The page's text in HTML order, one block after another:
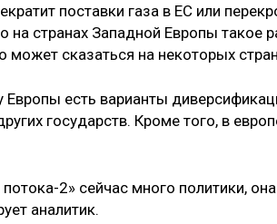
поставки газа в ЕС или
на странах Западной Европы такое
может сказаться на некоторых
Европы есть варианты
государств. Кроме того, в
2» сейчас много политики,
аналитик.